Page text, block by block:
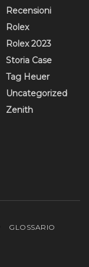
Recensioni
Rolex
Rolex 2023
Storia Case
Tag Heuer
Uncategorized
Zenith
GLOSSARIO